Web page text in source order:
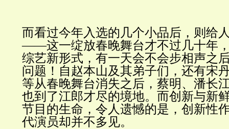
而看过今年入选的几个小品后，则给
——这一绽放春晚舞台才不过几十年
综艺新形式，有一天会不会步相声之
问题！自赵本山及其弟子们，还有宋
等从春晚舞台消失之后，蔡明、潘长
也到了江郎才尽的境地。而创新与新
节目的生命，令人遗憾的是，创新性
代演员却并不多见。